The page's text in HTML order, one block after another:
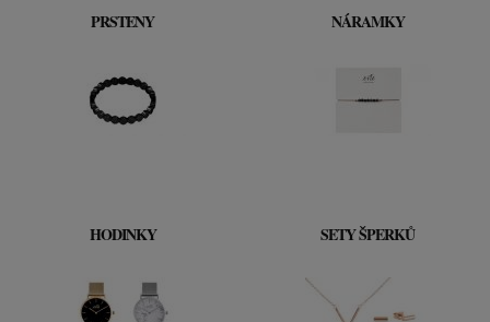
PRSTENY NÁRAMKY
HODINKY SETY ŠPERKŮ